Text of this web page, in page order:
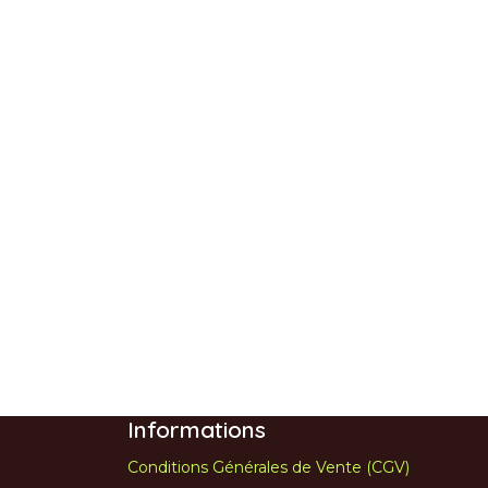
Informations
Conditions Générales de Vente (CGV)